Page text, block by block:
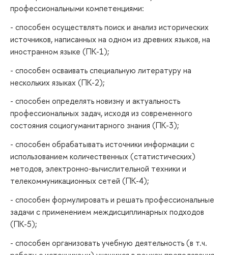
профессиональными компетенциями:
- способен осуществлять поиск и анализ исторических
источников, написанных на одном из древних языков, на
иностранном языке (ПК-1);
- способен осваивать специальную литературу на
нескольких языках (ПК-2);
- способен определять новизну и актуальность
профессиональных задач, исходя из современного
состояния социогуманитарного знания (ПК-3);
- способен обрабатывать источники информации с
использованием количественных (статистических)
методов, электронно-вычислительной техники и
телекоммуникационных сетей (ПК-4);
- способен формулировать и решать профессиональные
задачи с применением междисциплинарных подходов
(ПК-5);
- способен организовать учебную деятельность (в т.ч.